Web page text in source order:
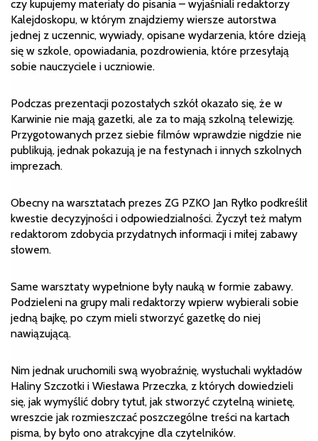
czy kupujemy materiały do pisania – wyjaśniali redaktorzy
Kalejdoskopu, w którym znajdziemy wiersze autorstwa
jednej z uczennic, wywiady, opisane wydarzenia, które dzieją
się w szkole, opowiadania, pozdrowienia, które przesyłają
sobie nauczyciele i uczniowie.
Podczas prezentacji pozostałych szkół okazało się, że w
Karwinie nie mają gazetki, ale za to mają szkolną telewizję.
Przygotowanych przez siebie filmów wprawdzie nigdzie nie
publikują, jednak pokazują je na festynach i innych szkolnych
imprezach.
Obecny na warsztatach prezes ZG PZKO Jan Ryłko podkreślił
kwestie decyzyjności i odpowiedzialności. Życzył też małym
redaktorom zdobycia przydatnych informacji i miłej zabawy
słowem.
Same warsztaty wypełnione były nauką w formie zabawy.
Podzieleni na grupy mali redaktorzy wpierw wybierali sobie
jedną bajkę, po czym mieli stworzyć gazetkę do niej
nawiązującą.
Nim jednak uruchomili swą wyobraźnię, wysłuchali wykładów
Haliny Szczotki i Wiesława Przeczka, z których dowiedzieli
się, jak wymyślić dobry tytuł, jak stworzyć czytelną winietę,
wreszcie jak rozmieszczać poszczególne treści na kartach
pisma, by było ono atrakcyjne dla czytelników.